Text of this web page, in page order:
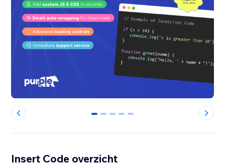
0 1 2 3 4
Insert Code overzicht